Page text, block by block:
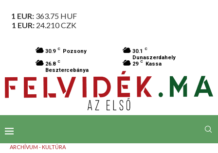
1 EUR: 363.75 HUF
1 EUR: 24.210CZK
30.9 C Pozsony 30.1 C
Dunaszerdahely
26.8 C
Besztercebánya
29 C Kassa
ARCHÍVUM - KULTÚRA